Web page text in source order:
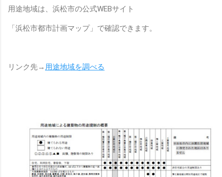
用途地域は、浜松市の公式WEBサイト
「浜松市都市計画マップ」で確認できます。
リンク先→ 用途地域を調べる